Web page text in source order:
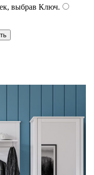
выбрав Ключ.